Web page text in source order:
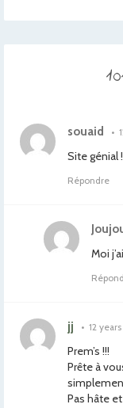
souaid •
Site génial
Répondre
Moi
jj • 12
Prem’s !!!
Prête à
Pas hâte